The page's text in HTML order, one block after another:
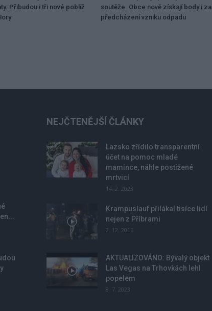
Přibudou i tři nové poblíž
soutěže. Obce nově získají body i za
předcházení vzniku odpadu
NEJČTENĚJŠÍ ČLÁNKY
Lazsko zřídilo transparentní
účet na pomoc mladé
mamince, náhle postižené
mrtvicí
14. 2. 2023
Krampuslauf přilákal tisíce lidí
nejen z Příbrami
2. 12. 2016
AKTUALIZOVÁNO: Bývalý objekt
Las Vegas na Trhovkách lehl
popelem
8. 7. 2023